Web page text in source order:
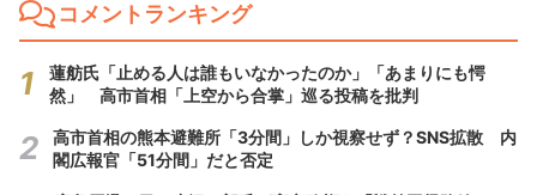
コメントランキング
蓮舫氏「止める人は誰もいなかったのか」「あまりにも愕
然」 高市首相「上空から合掌」巡る投稿を批判
高市首相の熊本避難所「3分間」しか視察せず？SNS拡散 内
閣広報官「51分間」だと否定